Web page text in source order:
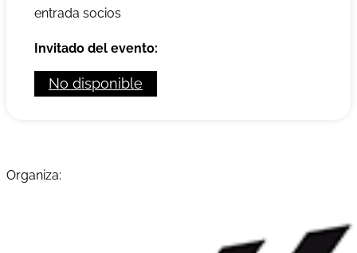
entrada socios
Invitado del evento:
No disponible
Organiza: